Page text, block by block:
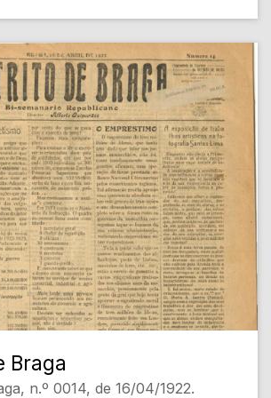
Braga
n.º 0014, de 16/04/1922.